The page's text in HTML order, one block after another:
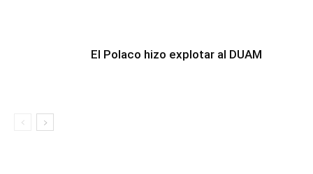
El Polaco hizo explotar al DUAM